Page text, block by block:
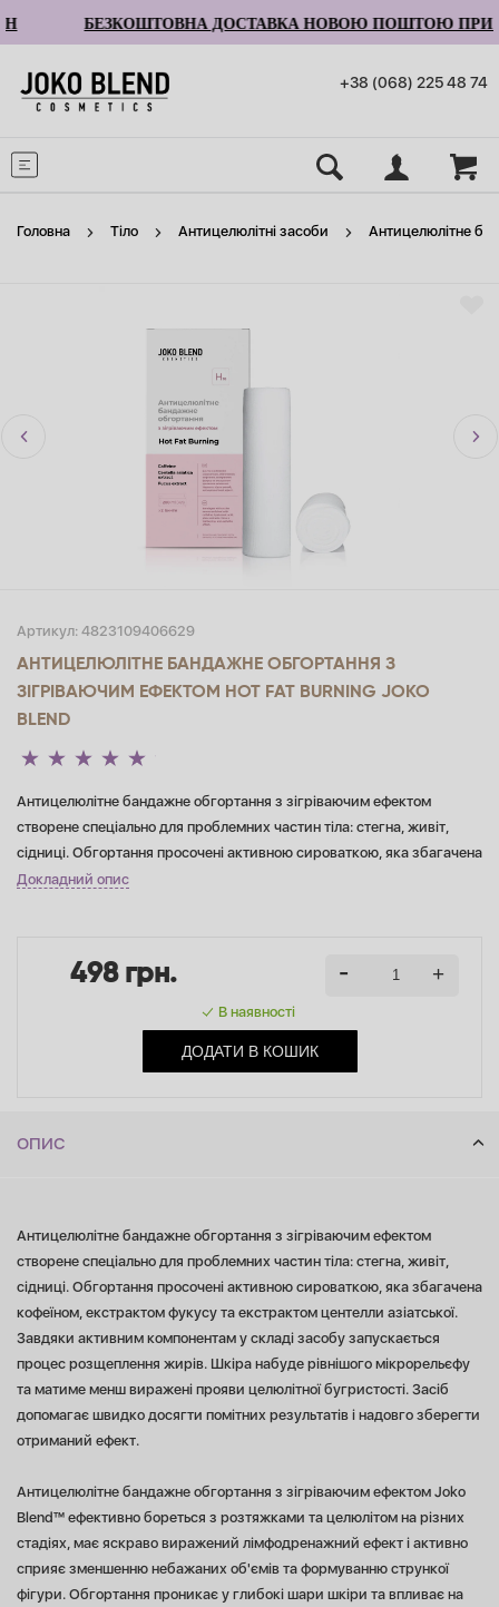
БЕЗКОШТОВНА ДОСТАВКА НОВОЮ ПОШТОЮ ПРИ
+38 (068) 225 48 74
Головна Тіло Антицелюлітні засоби Антицелюлітне
Артикул: 4823109406629
АНТИЦЕЛЮЛІТНЕ БАНДАЖНЕ ОБГОРТАННЯ З
ЗІГРІВАЮЧИМ ЕФЕКТОМ HOT FAT BURNING JOKO
BLEND
Антицелюлітне бандажне обгортання з зігріваючим ефектом
створене спеціально для проблемних частин тіла: стегна, живіт,
сідниці. Обгортання просочені активною сироваткою, яка збагачена
кофеїном, екстрактом фукусу та екстрактом центелли азіатської.
допомагає швидко досягти помітних результатів і надовго зберегти
Докладний опис
498 грн.
В наявності
ДОДАТИ В КОШИК
ОПИС
Антицелюлітне бандажне обгортання з зігріваючим ефектом
створене спеціально для проблемних частин тіла: стегна, живіт,
сідниці. Обгортання просочені активною сироваткою, яка збагачена
кофеїном, екстрактом фукусу та екстрактом центелли азіатської.
Завдяки активним компонентам у складі засобу запускається
процес розщеплення жирів. Шкіра набуде рівнішого мікрорельєфу
та матиме менш виражені прояви целюлітної бугристості. Засіб
допомагає швидко досягти помітних результатів і надовго зберегти
отриманий ефект.
Антицелюлітне бандажне обгортання з зігріваючим ефектом Joko
Blend™ ефективно бореться з розтяжками та целюлітом на різних
стадіях, має яскраво виражений лімфодренажний ефект і активно
сприяє зменшенню небажаних об'ємів та формуванню стрункої
фігури. Обгортання проникає у глибокі шари шкіри та впливає на